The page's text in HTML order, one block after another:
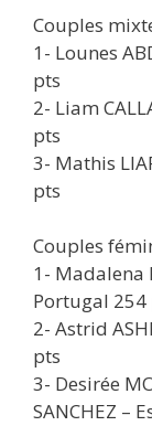
Couples
1- Lounes
pts
2- Liam
pts
3- Mathis
pts
Couples
1- Madalena
Portugal 254
2- Astrid
pts
3- Desirée
SANCHEZ –